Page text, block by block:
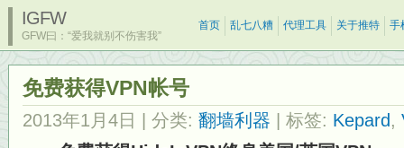
IGFW
GFW曰：“爱我就别不伤害我”
首页 乱七八糟 代理工具 关于推特 手
免费获得VPN帐号
2013年1月4日 | 分类: 翻墙利器 | 标签: Kepard ,